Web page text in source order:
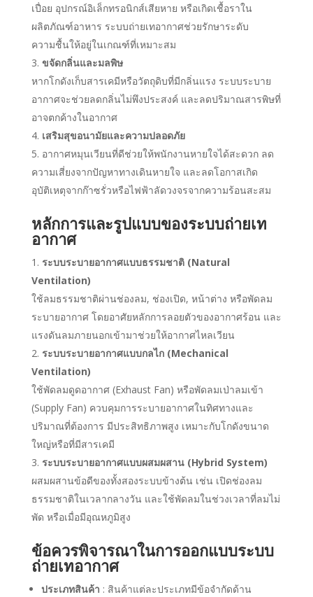
เปื่อย อุปกรณ์อิเล็กทรอนิกส์เสียหาย หรือเกิดเชื้อราใน
ผลิตภัณฑ์อาหาร ระบบถ่ายเทอากาศช่วยรักษาระดับ
ความชื้นให้อยู่ในเกณฑ์ที่เหมาะสม
ขจัดกลิ่นและมลพิษ
หากโกดังเก็บสารเคมีหรือวัตถุดิบที่มีกลิ่นแรง ระบบระบาย
อากาศจะช่วยลดกลิ่นไม่พึงประสงค์ และลดปริมาณสารพิษที่
อาจตกค้างในอากาศ
เสริมสุขอนามัยและความปลอดภัย
อากาศหมุนเวียนที่ดีช่วยให้พนักงานหายใจได้สะดวก ลด
ความเสี่ยงจากปัญหาทางเดินหายใจ และลดโอกาสเกิด
อุบัติเหตุจากก๊าซรั่วหรือไฟฟ้าลัดวงจรจากความร้อนสะสม
หลักการและรูปแบบของระบบถ่ายเท
อากาศ
ระบบระบายอากาศแบบธรรมชาติ (Natural
Ventilation)
ใช้ลมธรรมชาติผ่านช่องลม, ช่องเปิด, หน้าต่าง หรือพัดลม
ระบายอากาศ โดยอาศัยหลักการลอยตัวของอากาศร้อน และ
แรงดันลมภายนอกเข้ามาช่วยให้อากาศไหลเวียน
ระบบระบายอากาศแบบกลไก (Mechanical
Ventilation)
ใช้พัดลมดูดอากาศ (Exhaust Fan) หรือพัดลมเป่าลมเข้า
(Supply Fan) ควบคุมการระบายอากาศในทิศทางและ
ปริมาณที่ต้องการ มีประสิทธิภาพสูง เหมาะกับโกดังขนาด
ใหญ่หรือที่มีสารเคมี
ระบบระบายอากาศแบบผสมผสาน (Hybrid System)
ผสมผสานข้อดีของทั้งสองระบบข้างต้น เช่น เปิดช่องลม
ธรรมชาติในเวลากลางวัน และใช้พัดลมในช่วงเวลาที่ลมไม่
พัด หรือเมื่อมีอุณหภูมิสูง
ข้อควรพิจารณาในการออกแบบระบบ
ถ่ายเทอากาศ
ประเภทสินค้า : สินค้าแต่ละประเภทมีข้อจำกัดด้าน